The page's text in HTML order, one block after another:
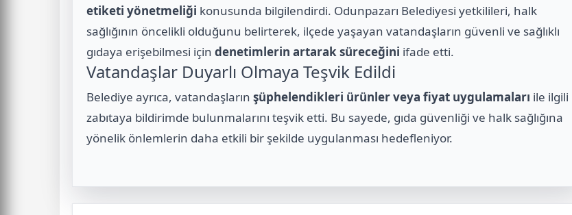
etiketi yönetmeliği konusunda bilgilendirdi. Odunpazarı Belediyesi yetkilileri, halk
sağlığının öncelikli olduğunu belirterek, ilçede yaşayan vatandaşların güvenli ve sağlıklı
gıdaya erişebilmesi için denetimlerin artarak süreceğini ifade etti.
Vatandaşlar Duyarlı Olmaya Teşvik Edildi
Belediye ayrıca, vatandaşların şüphelendikleri ürünler veya fiyat uygulamaları ile ilgili
zabıtaya bildirimde bulunmalarını teşvik etti. Bu sayede, gıda güvenliği ve halk sağlığına
yönelik önlemlerin daha etkili bir şekilde uygulanması hedefleniyor.